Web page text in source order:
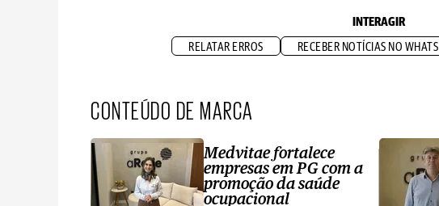
INTERAGIR
RELATAR ERROS RECEBER NOTÍCIAS NO WHATS
CONTEÚDO DE MARCA
Medvitae fortalece
empresas em PG com a
promoção da saúde
ocupacional